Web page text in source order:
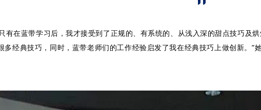
有在蓝带学习后，我才接受到了正规的、有系统的、从浅入深的甜点技巧及
经典技巧，同时，蓝带老师们的工作经验启发了我在经典技巧上做创新。”